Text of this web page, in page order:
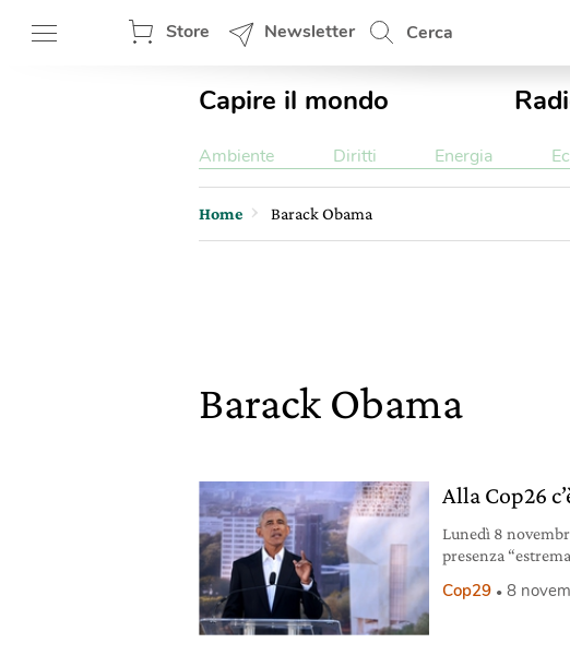
Store Newsletter Cerca
Capire il mondo
Ambiente Diritti Energia
Home Barack Obama
Barack Obama
Alla Cop26
Lunedì 8
presenza
Cop29 8